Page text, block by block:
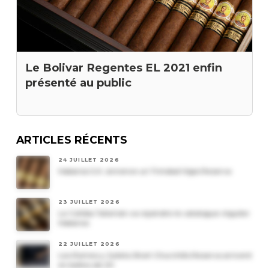
Le Bolivar Regentes EL 2021 enfin
présenté au public
ARTICLES RÉCENTS
24 JUILLET 2026
Habanos S.A. annonce un Trinidad Vigia Reserva
23 JUILLET 2026
Le Cohiba Talismán va rejoindre le catalogue régulier
22 JUILLET 2026